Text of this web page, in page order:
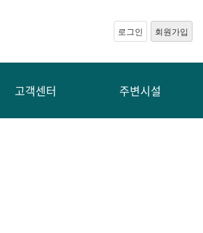
로그인 회원가입
고객센터 주변시설